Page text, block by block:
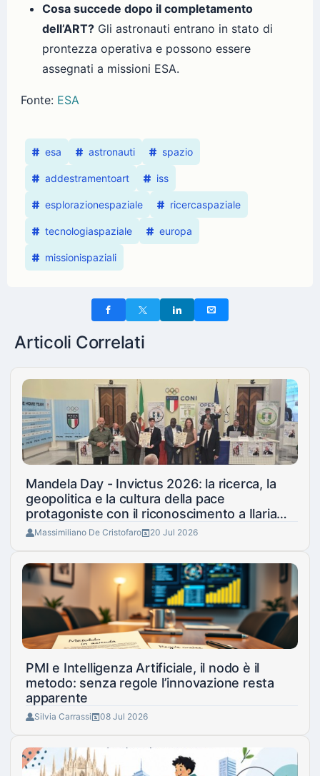
Cosa succede dopo il completamento
dell’ART? Gli astronauti entrano in stato di
prontezza operativa e possono essere
assegnati a missioni ESA.
Fonte: ESA
esa astronauti spazio
addestramentoart iss
esplorazionespaziale ricercaspaziale
tecnologiaspaziale europa
missionispaziali
Articoli Correlati
Mandela Day - Invictus 2026: la ricerca, la
geopolitica e la cultura della pace
protagoniste con il riconoscimento a Ilaria
Zavaresco e Marco Panfili
Massimiliano De Cristofaro 20 Jul 2026
PMI e Intelligenza Artificiale, il nodo è il
metodo: senza regole l’innovazione resta
apparente
Silvia Carrassi 08 Jul 2026